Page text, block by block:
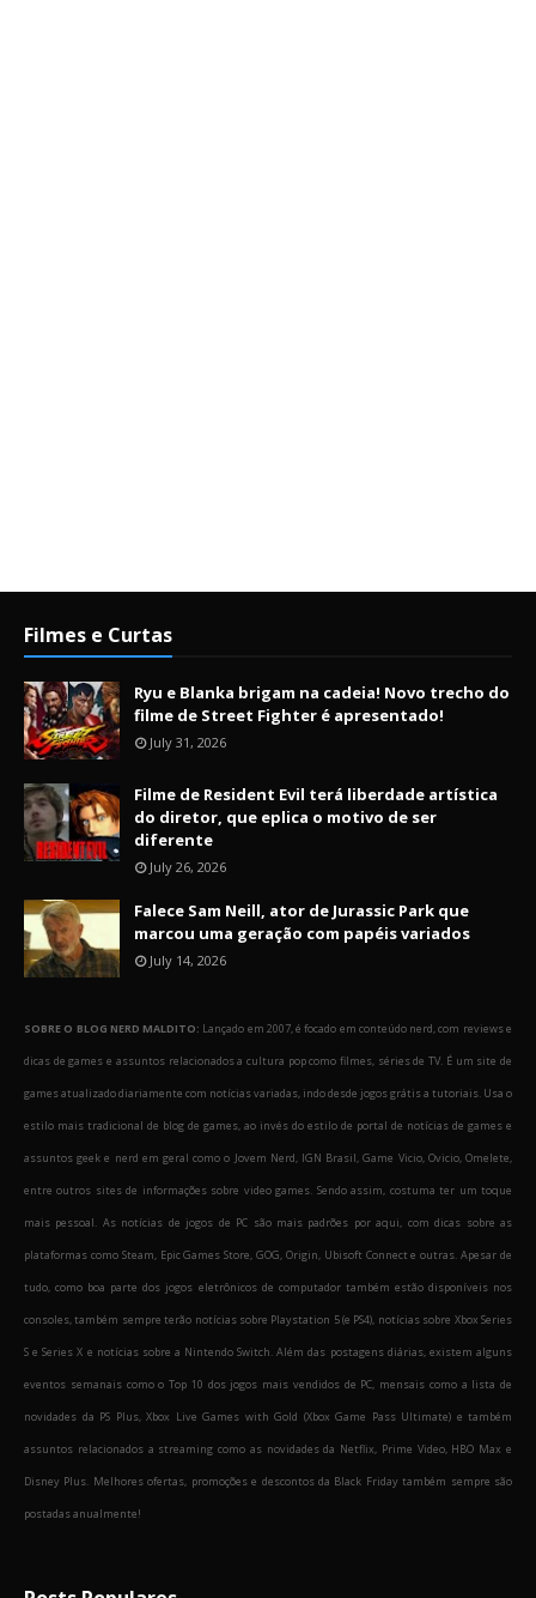
Filmes e Curtas
Ryu e Blanka brigam na cadeia! Novo trecho do
filme de Street Fighter é apresentado!
July 31, 2026
Filme de Resident Evil terá liberdade artística
do diretor, que eplica o motivo de ser
diferente
July 26, 2026
Falece Sam Neill, ator de Jurassic Park que
marcou uma geração com papéis variados
July 14, 2026
SOBRE O BLOG NERD MALDITO: Lançado em 2007, é focado em conteúdo nerd, com reviews e
dicas de games e assuntos relacionados a cultura pop como filmes, séries de TV. É um site de
games atualizado diariamente com notícias variadas, indo desde jogos grátis a tutoriais. Usa o
estilo mais tradicional de blog de games, ao invés do estilo de portal de notícias de games e
assuntos geek e nerd em geral como o Jovem Nerd, IGN Brasil, Game Vicio, Ovicio, Omelete,
entre outros sites de informações sobre video games. Sendo assim, costuma ter um toque
mais pessoal. As notícias de jogos de PC são mais padrões por aqui, com dicas sobre as
plataformas como Steam, Epic Games Store, GOG, Origin, Ubisoft Connect e outras. Apesar de
tudo, como boa parte dos jogos eletrônicos de computador também estão disponíveis nos
consoles, também sempre terão notícias sobre Playstation 5 (e PS4), notícias sobre Xbox Series
S e Series X e notícias sobre a Nintendo Switch. Além das postagens diárias, existem alguns
eventos semanais como o Top 10 dos jogos mais vendidos de PC, mensais como a lista de
novidades da PS Plus, Xbox Live Games with Gold (Xbox Game Pass Ultimate) e também
assuntos relacionados a streaming como as novidades da Netflix, Prime Video, HBO Max e
Disney Plus. Melhores ofertas, promoções e descontos da Black Friday também sempre são
postadas anualmente!